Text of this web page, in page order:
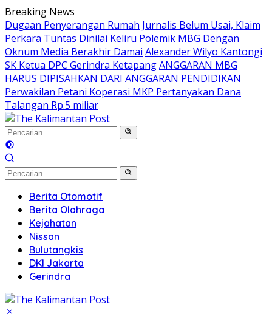
Langsung
ke
konten
Breaking News
Dugaan Penyerangan Rumah Jurnalis Belum Usai, Klaim
Perkara Tuntas Dinilai Keliru Polemik MBG Dengan
Oknum Media Berakhir Damai Alexander Wilyo Kantongi
SK Ketua DPC Gerindra KetapangANGGARAN MBG
HARUS DIPISAHKAN DARI ANGGARAN PENDIDIKAN
Perwakilan Petani Koperasi MKP Pertanyakan Dana
Talangan Rp.5 miliar
Berita Otomotif
Berita Olahraga
Kejahatan
Nissan
Bulutangkis
DKI Jakarta
Gerindra